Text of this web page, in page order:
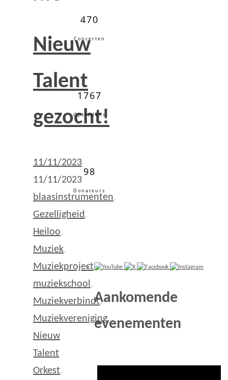
Nieuw
Talent
gezocht!
11/11/2023
11/11/2023
blaasinstrumenten,
Gezelligheid,
Heiloo,
Muziek,
Muziekproject,
muziekschool,
Muziekverbindt,
Muziekvereniging,
Nieuw
Talent
Orkest,
470
Concerten
1767
Optredens
98
Donateurs
Aankomende
evenementen